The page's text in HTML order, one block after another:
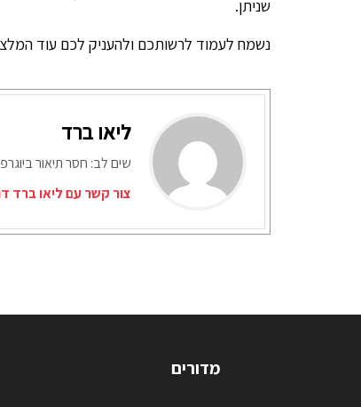
שניתן.
נשמח לעמוד לרשותכם ולהעניק לכם עוד
ליאו ברד
שים לב: חסר תיאור
צור קשר עם ליאו ברד
מדורים